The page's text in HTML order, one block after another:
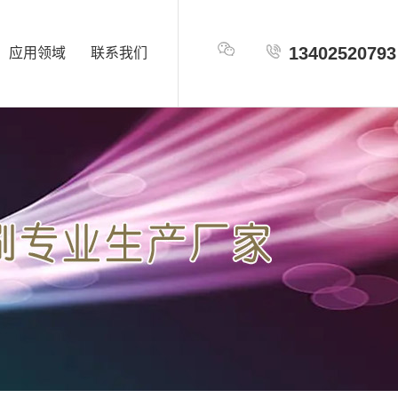
应用领域 联系我们 13402520793